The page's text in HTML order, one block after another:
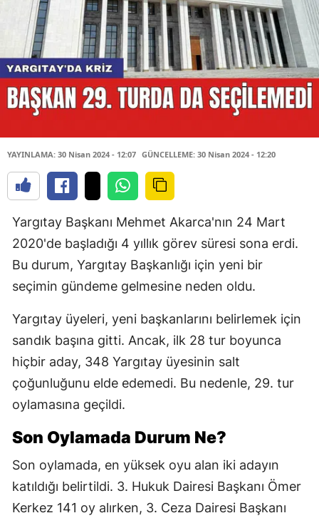
YAYINLAMA: 30 Nisan 2024 - 12:07 GÜNCELLEME: 30 Nisan 2024 - 12:20
Yargıtay Başkanı Mehmet Akarca'nın 24 Mart
2020'de başladığı 4 yıllık görev süresi sona erdi.
Bu durum, Yargıtay Başkanlığı için yeni bir
seçimin gündeme gelmesine neden oldu.
Yargıtay üyeleri, yeni başkanlarını belirlemek için
sandık başına gitti. Ancak, ilk 28 tur boyunca
hiçbir aday, 348 Yargıtay üyesinin salt
çoğunluğunu elde edemedi. Bu nedenle, 29. tur
oylamasına geçildi.
Son Oylamada Durum Ne?
Son oylamada, en yüksek oyu alan iki adayın
katıldığı belirtildi. 3. Hukuk Dairesi Başkanı Ömer
Kerkez 141 oy alırken, 3. Ceza Dairesi Başkanı